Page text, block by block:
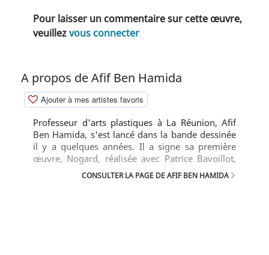
Pour laisser un commentaire sur cette œuvre,
veuillezvous connecter
A propos de Afif Ben Hamida
Ajouter à mes artistes favoris
Professeur d'arts plastiques à La Réunion, Afif
Ben Hamida, s'est lancé dans la bande dessinée
il y a quelques années. Il a signe sa première
œuvre, Nogard, réalisée avec Patrice Bavoillot,
CONSULTER LA PAGE DE AFIF BEN HAMIDA